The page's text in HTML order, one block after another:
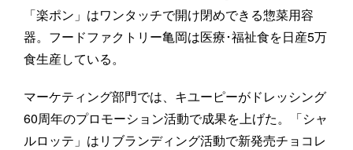
「楽ポン」はワンタッチで開け閉めできる惣菜用容
器。フードファクトリー亀岡は医療･福祉食を日産5万
食生産している。
マーケティング部門では、キユーピーがドレッシング
60周年のプロモーション活動で成果を上げた。「シャ
ルロッテ」はリブランディング活動で新発売チョコレ